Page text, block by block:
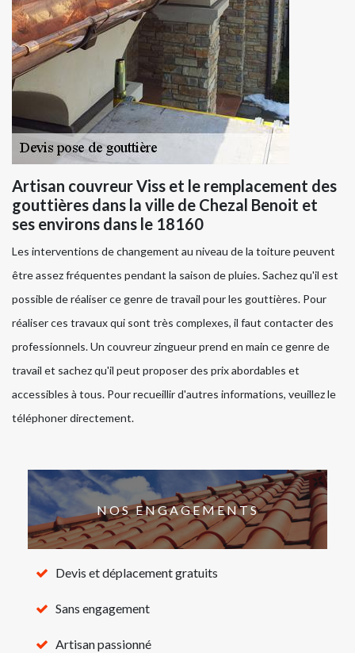
Artisan couvreur Viss et le remplacement des
gouttières dans la ville de Chezal Benoit et
ses environs dans le 18160
Les interventions de changement au niveau de la toiture peuvent
être assez fréquentes pendant la saison de pluies. Sachez qu'il est
possible de réaliser ce genre de travail pour les gouttières. Pour
réaliser ces travaux qui sont très complexes, il faut contacter des
professionnels. Un couvreur zingueur prend en main ce genre de
travail et sachez qu'il peut proposer des prix abordables et
accessibles à tous. Pour recueillir d'autres informations, veuillez le
téléphoner directement.
NOS ENGAGEMENTS
Devis et déplacement gratuits
Sans engagement
Artisan passionné